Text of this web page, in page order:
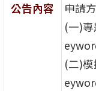
公告內容
申請
(一)
(二)